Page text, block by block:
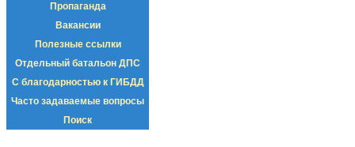
Пропаганда
Вакансии
Полезные ссылки
Отдельный батальон ДПС
С благодарностью к ГИБДД
Часто задаваемые вопросы
Поиск